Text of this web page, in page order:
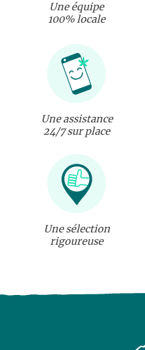
Une équipe
100% locale
Une assistance
24/7 sur place
Une sélection
rigoureuse